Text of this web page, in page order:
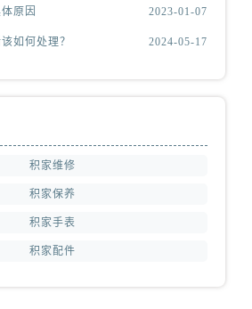
原因 2023-01-07
如何处理？ 2024-05-17
积家维修
积家保养
积家手表
积家配件